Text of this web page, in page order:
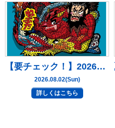
【要チェック！】2026年版 青森・ねぶた祭の詳細！【2026年８月２日更新】｜静岡県沼津市・三島市・富士市・静岡市の外壁塗装・屋根塗装専門店 塗替え情報館
2026.08.02(Sun)
詳しくはこちら